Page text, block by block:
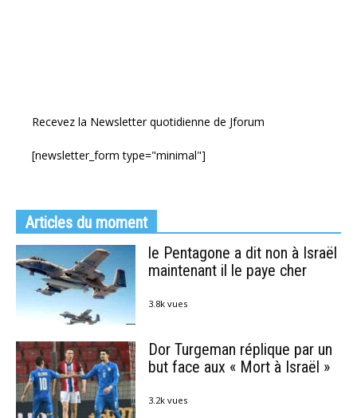
Recevez la Newsletter quotidienne de Jforum
[newsletter_form type="minimal"]
Articles du moment
le Pentagone a dit non à Israël
maintenant il le paye cher
3.8k vues
Dor Turgeman réplique par un
but face aux « Mort à Israël »
3.2k vues